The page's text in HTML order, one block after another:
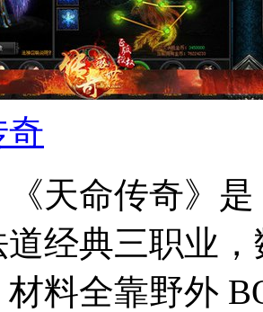
奇
《天命传奇》
道经典三职业
料全靠野外